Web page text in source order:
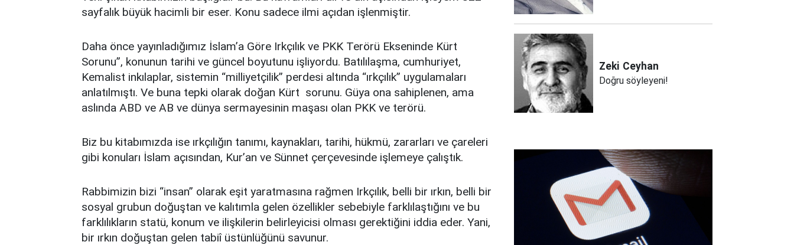
sayfalık büyük hacimli bir eser. Konu sadece ilmi açıdan işlenmiştir.
Daha önce yayınladığımız İslam’a Göre Irkçılık ve PKK Terörü Ekseninde Kürt
Sorunu”, konunun tarihi ve güncel boyutunu işliyordu. Batılılaşma, cumhuriyet,
Kemalist inkılaplar, sistemin “milliyetçilik” perdesi altında “ırkçılık” uygulamaları
anlatılmıştı. Ve buna tepki olarak doğan Kürt sorunu. Güya ona sahiplenen, ama
aslında ABD ve AB ve dünya sermayesinin maşası olan PKK ve terörü.
Biz bu kitabımızda ise ırkçılığın tanımı, kaynakları, tarihi, hükmü, zararları ve çareleri
gibi konuları İslam açısından, Kur’an ve Sünnet çerçevesinde işlemeye çalıştık.
Rabbimizin bizi “insan” olarak eşit yaratmasına rağmen Irkçılık, belli bir ırkın, belli bir
sosyal grubun doğuştan ve kalıtımla gelen özellikler sebebiyle farklılaştığını ve bu
farklılıkların statü, konum ve ilişkilerin belirleyicisi olması gerektiğini iddia eder. Yani,
bir ırkın doğuştan gelen tabiî üstünlüğünü savunur.
Zeki Ceyhan
Doğru söyleyeni!